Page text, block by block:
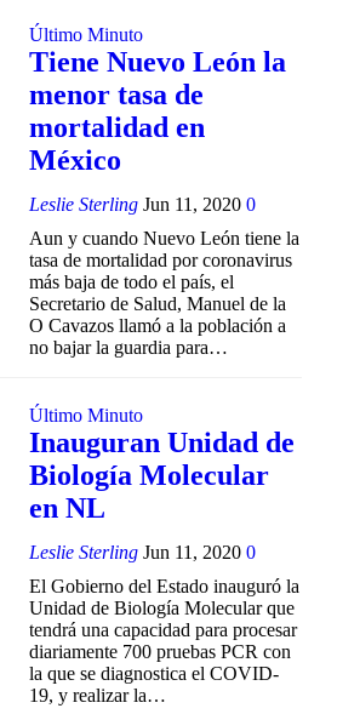
Último Minuto
Tiene Nuevo León la
menor tasa de
mortalidad en
México
Leslie SterlingJun 11, 2020 0
Aun y cuando Nuevo León tiene la
tasa de mortalidad por coronavirus
más baja de todo el país, el
Secretario de Salud, Manuel de la
O Cavazos llamó a la población a
no bajar la guardia para…
Último Minuto
Inauguran Unidad de
Biología Molecular
en NL
Leslie SterlingJun 11, 2020 0
El Gobierno del Estado inauguró la
Unidad de Biología Molecular que
tendrá una capacidad para procesar
diariamente 700 pruebas PCR con
la que se diagnostica el COVID-
19, y realizar la…